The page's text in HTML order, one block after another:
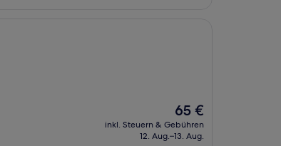
Der
Preis
beträgt
65 €
inkl. Steuern & Gebühren
12. Aug.–13. Aug.